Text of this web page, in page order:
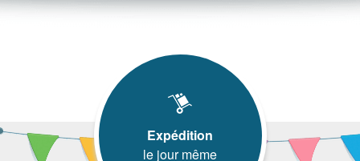
Expédition
le jour même